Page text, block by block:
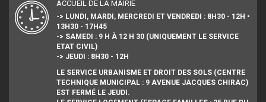
ACCUEIL DE LA MAIRIE
-> LUNDI, MARDI, MERCREDI ET VENDREDI : 8H30 - 12H •
13H30 - 17H45
-> SAMEDI : 9 H À 12 H 30 (UNIQUEMENT LE SERVICE
ETAT CIVIL)
-> JEUDI : 8H30 - 12H
LE SERVICE URBANISME ET DROIT DES SOLS (CENTRE
TECHNIQUE MUNICIPAL : 9 AVENUE JACQUES CHIRAC)
EST FERMÉ LE JEUDI.